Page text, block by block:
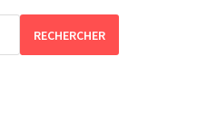
RECHERCHER